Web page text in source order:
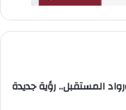
المستقبل.. رؤية جديدة